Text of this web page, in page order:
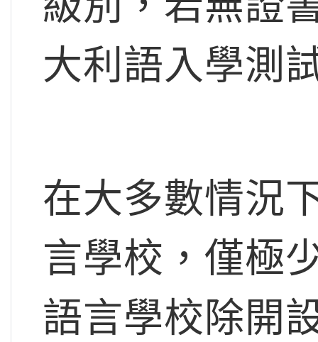
大利語入學測
在大多數情況
言學校，僅極
語言學校除開